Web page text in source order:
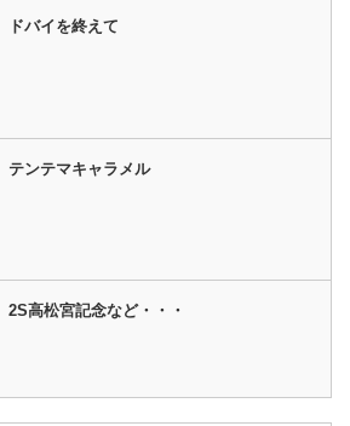
ドバイを終えて
テンテマキャラメル
2S高松宮記念など・・・